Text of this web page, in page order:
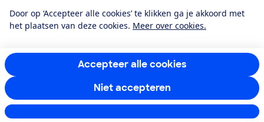
Door op ‘Accepteer alle cookies’ te klikken ga je akkoord met
het plaatsen van deze cookies. Meer over cookies.
Accepteer alle cookies
Niet accepteren
RSS-feed nieuws
Facebook
TwitterInstagram
YoutubeLinkedIn
12.901consumentenbeoordelen de Consumentenbondmet gemiddeld